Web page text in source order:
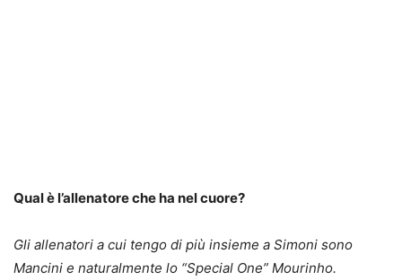
Qual è l’allenatore che ha nel cuore?
Gli allenatori a cui tengo di più insieme a Simoni sono
Mancini e naturalmente lo “Special One” Mourinho.